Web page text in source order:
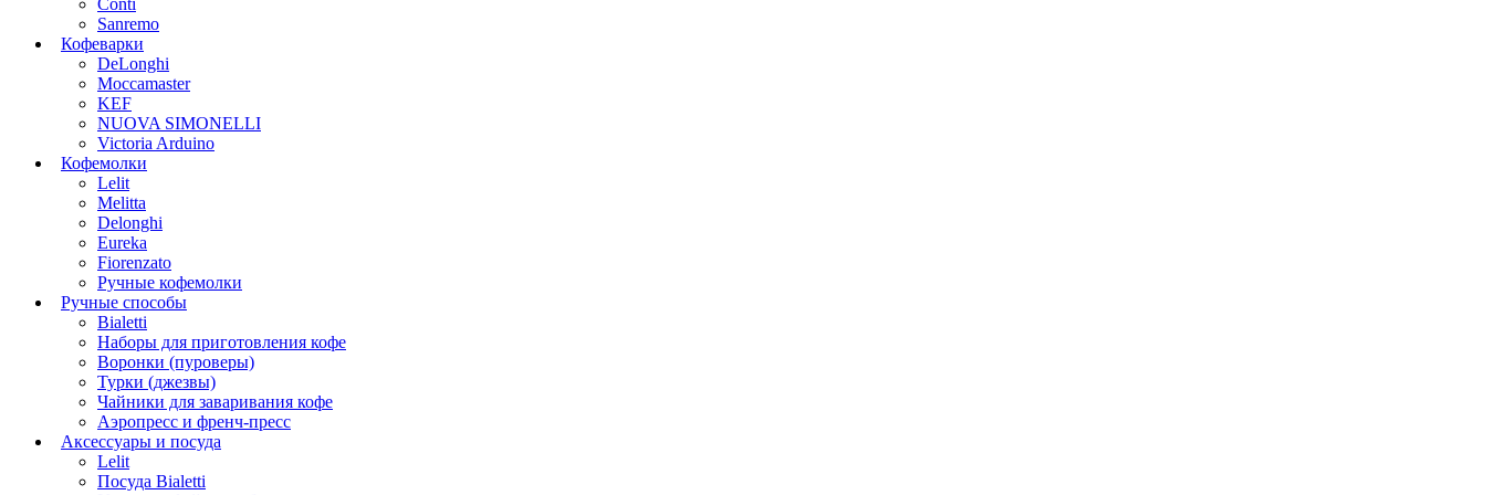
Conti
Sanremo
Кофеварки
DeLonghi
Moccamaster
KEF
NUOVA SIMONELLI
Victoria Arduino
Кофемолки
Lelit
Melitta
Delonghi
Eureka
Fiorenzato
Ручные кофемолки
Ручные способы
Bialetti
Наборы для приготовления кофе
Воронки (пуроверы)
Турки (джезвы)
Чайники для заваривания кофе
Аэропресс и френч-пресс
Аксессуары и посуда
Lelit
Посуда Bialetti